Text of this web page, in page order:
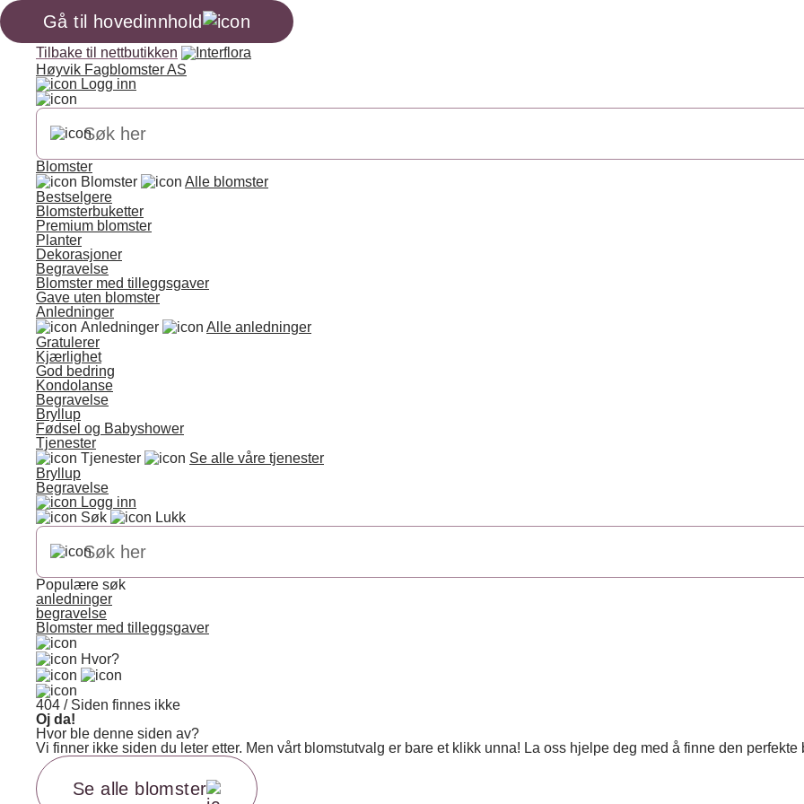
Gå til hovedinnhold
Tilbake til nettbutikken
Høyvik Fagblomster AS
Logg inn
Blomster
Blomster
Alle blomster
Bestselgere
Blomsterbuketter
Premium blomster
Planter
Dekorasjoner
Begravelse
Blomster med tilleggsgaver
Gave uten blomster
Anledninger
Anledninger
Alle anledninger
Gratulerer
Kjærlighet
God bedring
Kondolanse
Begravelse
Bryllup
Fødsel og Babyshower
Tjenester
Tjenester
Se alle våre tjenester
Bryllup
Begravelse
Logg inn
Søk
Lukk
Populære søk
anledninger
begravelse
Blomster med tilleggsgaver
Hvor?
404 / Siden finnes ikke
Oj da!
Hvor ble denne siden av?
Vi finner ikke siden du leter etter. Men vårt blomstutvalg er bare et klikk unna! La oss hjelpe deg med å finne den perfekte
Se alle blomster